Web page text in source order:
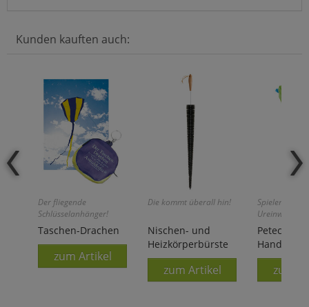
Kunden kauften auch:
Der fliegende
Schlüsselanhänger!
Taschen-Drachen
zum Artikel
Die kommt überall hin!
Nischen- und
Heizkörperbürste
zum Artikel
Spielen wie
Ureinwohner
Südamerikas!
Peteca -
zum